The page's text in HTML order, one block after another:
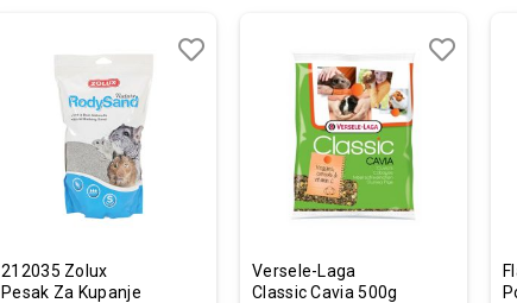
212035 Zolux
Pesak Za Kupanje
Versele-Laga
Classic Cavia 500g